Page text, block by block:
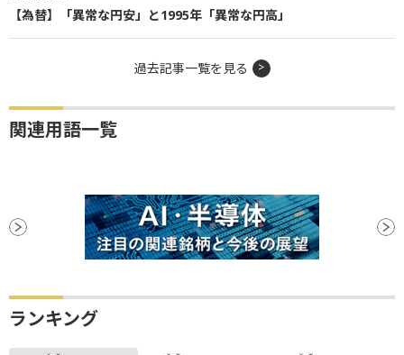
【為替】「異常な円安」と1995年「異常な円高」
過去記事一覧を見る
関連用語一覧
ランキング